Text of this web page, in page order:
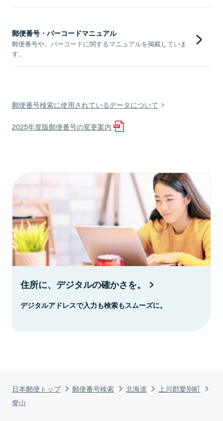
日本郵便トップ 郵便番号検索 北海道
上川郡愛別町
愛山
郵便番号・バーコードマニュアル
郵便番号や、バーコードに関するマニュアルを掲載していま
す。
郵便番号検索に使用されているデータについて
2025年度版郵便番号の変更案内
住所に、デジタルの確かさを。
デジタルアドレスで入力も検索もスムーズに。